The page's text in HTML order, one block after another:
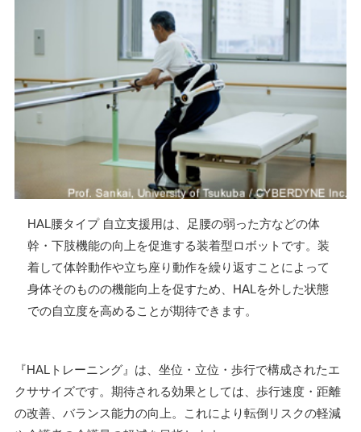
HAL腰タイプ 自立支援用は、足腰の弱った方などの体
幹・下肢機能の向上を促進する装着型ロボットです。装
着して体幹動作や立ち座り動作を繰り返すことによって
身体そのものの機能向上を促すため、HALを外した状態
での自立度を高めることが期待できます。
『HALトレーニング』は、坐位・立位・歩行で構成されたエ
クササイズです。期待される効果としては、歩行速度・距離
の改善、バランス能力の向上。これにより転倒リスクの軽減